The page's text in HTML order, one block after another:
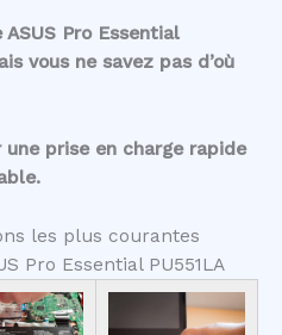
Pro Essential
vous ne savez pas d’où
prise en charge rapide
les plus courantes
Pro Essential PU551LA